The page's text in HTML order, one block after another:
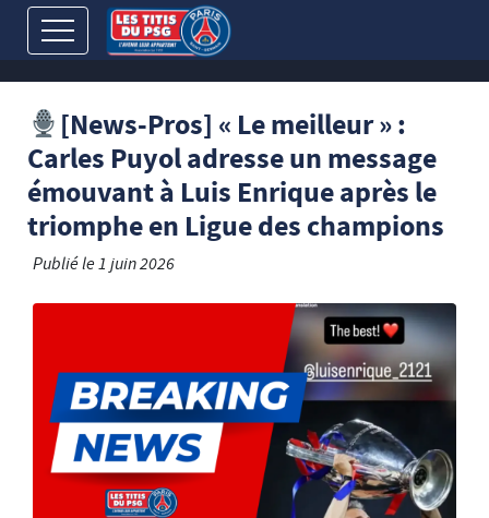
[News-Pros] « Le meilleur » :
Carles Puyol adresse un message
émouvant à Luis Enrique après le
triomphe en Ligue des champions
Publié le1 juin 2026